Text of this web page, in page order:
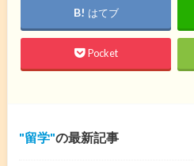
はてブ
Pocket
留学 の最新記事